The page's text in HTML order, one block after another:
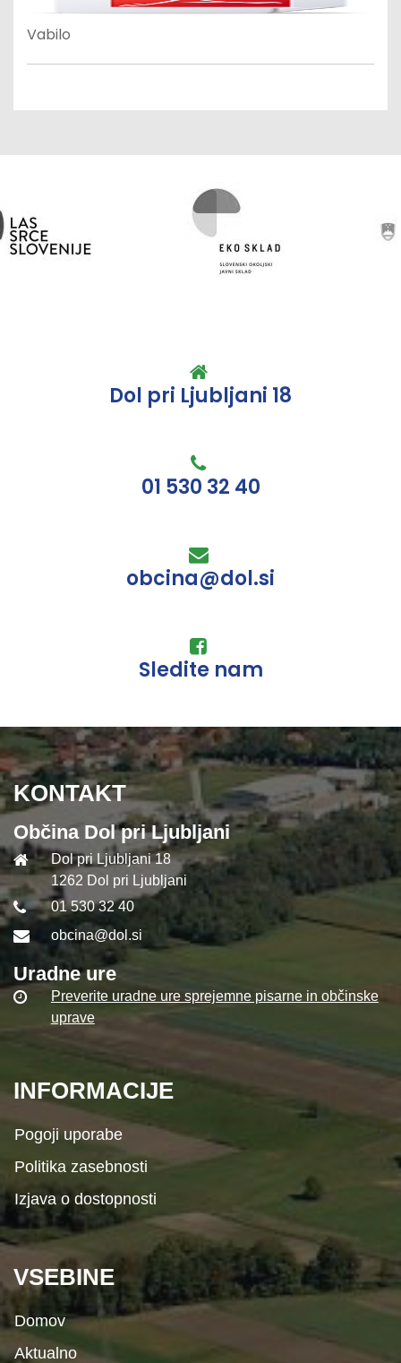
Vabilo
Dol pri Ljubljani 18
01 530 32 40
obcina@dol.si
Sledite nam
KONTAKT
Občina Dol pri Ljubljani
Dol pri Ljubljani 18
1262 Dol pri Ljubljani
01 530 32 40
obcina@dol.si
Uradne ure
Preverite uradne ure sprejemne pisarne in občinske
uprave
INFORMACIJE
Pogoji uporabe
Politika zasebnosti
Izjava o dostopnosti
VSEBINE
Domov
Aktualno